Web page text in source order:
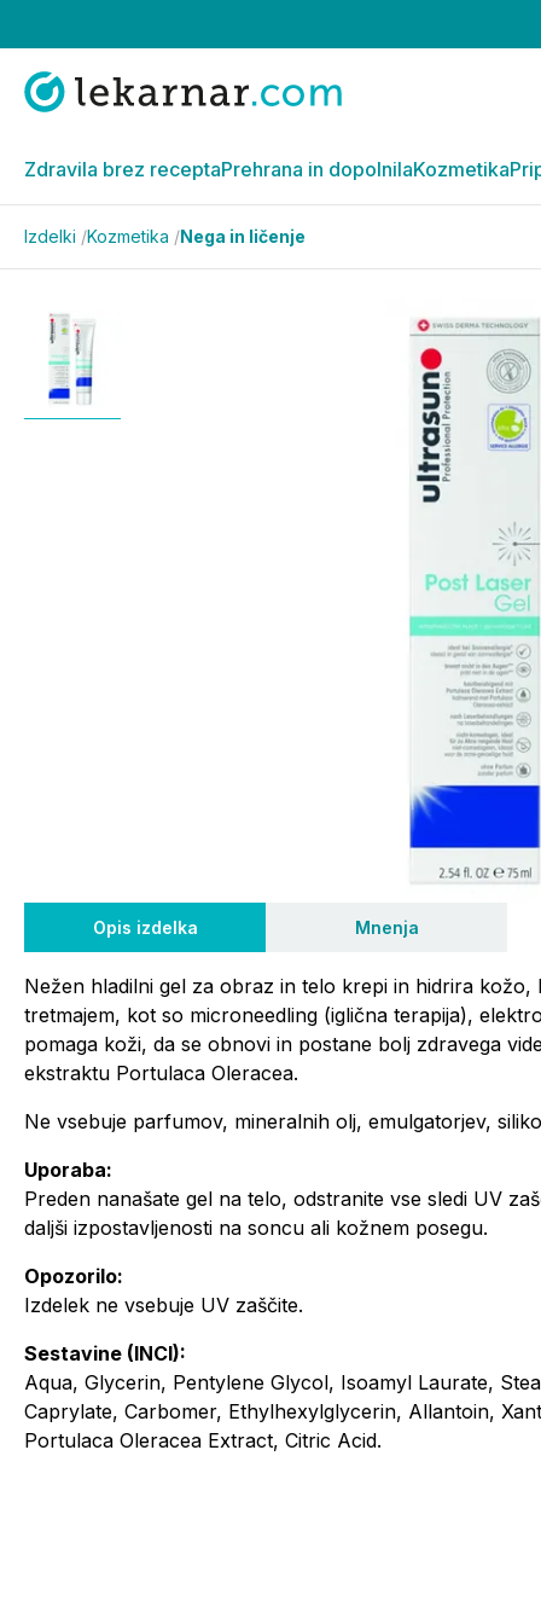
Zdravila brez receptaPrehrana in dopolnilaKozmetika
Izdelki /Kozmetika /Nega in ličenje
Opis izdelka Mnenja
Nežen hladilni gel za obraz in telo krepi in hidrira
tretmajem, kot so microneedling (iglična terapija),
pomaga koži, da se obnovi in postane bolj zdravega
ekstraktu Portulaca Oleracea.
Ne vsebuje parfumov, mineralnih olj, emulgatorjev,
Uporaba:
Preden nanašate gel na telo, odstranite vse sledi UV
daljši izpostavljenosti na soncu ali kožnem posegu.
Opozorilo:
Izdelek ne vsebuje UV zaščite.
Sestavine (INCI):
Aqua, Glycerin, Pentylene Glycol, Isoamyl Laurate,
Caprylate, Carbomer, Ethylhexylglycerin, Allantoin,
Portulaca Oleracea Extract, Citric Acid.